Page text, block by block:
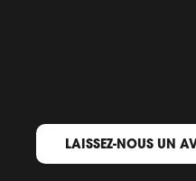
LAISSEZ-NOUS UN